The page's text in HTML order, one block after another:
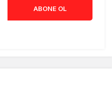
ABONE OL